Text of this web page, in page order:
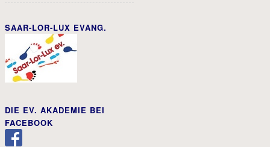
SAAR-LOR-LUX EVANG.
DIE EV. AKADEMIE BEI
FACEBOOK